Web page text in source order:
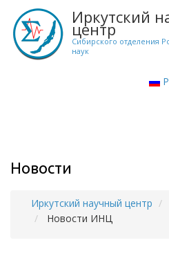
Перейти
основному
содержанию
Иркутский
центр
Сибирского отделения
наук
Новости
Строка
Иркутский научный центр
Новости ИНЦ